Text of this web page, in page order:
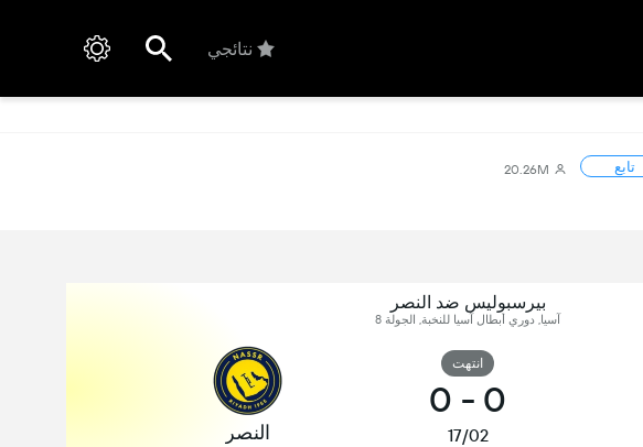
نتائجي
تابع 20.26M
بیرسبولیس ضد النصر
آسيا, دوري أبطال آسيا للنخبة, الجولة 8
انتهت
0
-
0
17/02 النصر